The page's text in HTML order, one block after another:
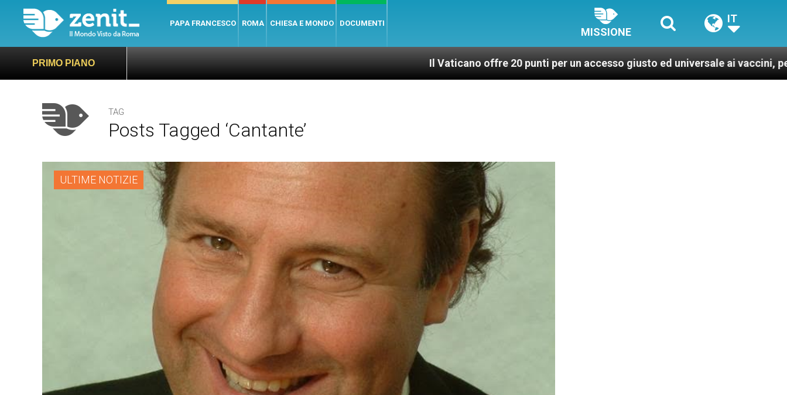
PAPA FRANCESCO ROMA CHIESA E MONDO DOCUMENTI
MISSIONE
IT
PRIMO PIANO Il Vaticano offre 20 punti per un accesso giusto ed universale ai vaccini, per un
TAG
Posts Tagged ‘cantante’
ULTIME NOTIZIE